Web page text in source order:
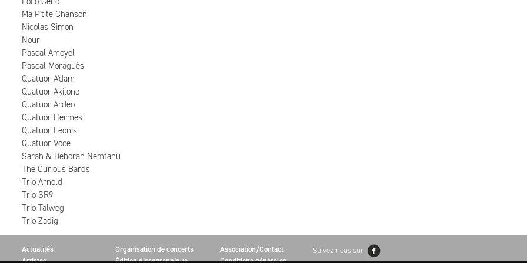
Ma P'tite Chanson
Nicolas Simon
Nour
Pascal Amoyel
Pascal Moraguès
Quatuor A'dam
Quatuor Akilone
Quatuor Ardeo
Quatuor Hermès
Quatuor Leonis
Quatuor Voce
Sarah & Deborah Nemtanu
The Curious Bards
Trio Arnold
Trio SR9
Trio Talweg
Trio Zadig
Actualités
Artistes
Organisation de concerts
Édition discographique
Association/Contact
Conditions générales
Suivez-nous sur